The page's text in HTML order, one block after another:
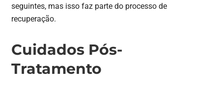
seguintes, mas isso faz parte do processo de
recuperação.
Cuidados Pós-
Tratamento